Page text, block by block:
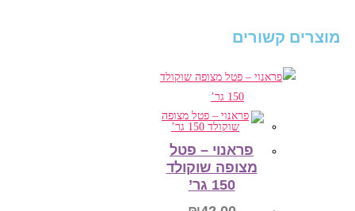
מוצרים קשורים
פראנוי – פטל
מצופה שוקולד
150 גר’